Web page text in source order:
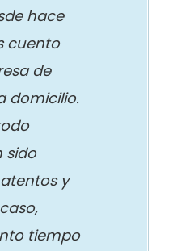
hace
cuento
de
domicilio.
sido
y
tiempo